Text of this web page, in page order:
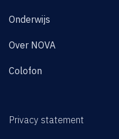
Onderwijs
Over NOVA
Colofon
Privacy statement